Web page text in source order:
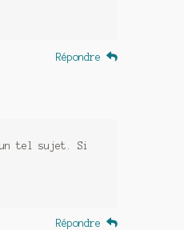
Répondre
tel sujet. Si
Répondre